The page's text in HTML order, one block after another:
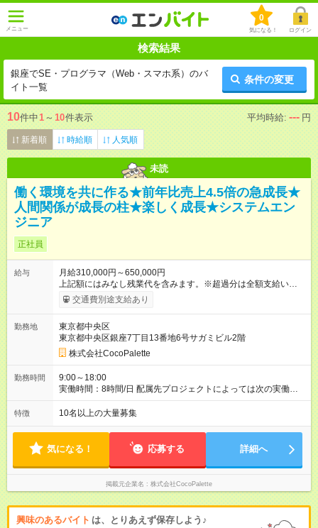
メニュー
0
気になる！ ログイン
検索結果
銀座でSE・プログラマ（Web・スマホ系）のバ
イト一覧
条件の変更
10件中1 ～ 10件表示 平均時給: --- 円
新着順 時給順 人気順
未読
働く環境を共に作る★前年比売上4.5倍の急成長★
人間関係が成長の柱★楽しく成長★システムエン
ジニア
正社員
給与
月給310,000円～650,000円
上記額にはみなし残業代を含みます。※超過分は全額支給いたし
ます。 みなし残業代 40,000円 以上／月 みなし残業時間 20時間
／月 試用期間が3ヶ月間ありますが、その間の給与額は通常の給
ます。 【試用期間】試用期間あり 試用期間の長さ：3ヶ月 雇用
形態、給与は本採用時と同じです。
交通費別途支給あり
勤務地
東京都中央区
東京都中央区銀座7丁目13番地6号サガミビル2階
株式会社CocoPalette
勤務時間
9:00～18:00
実働時間：8時間/日 配属先プロジェクトによっては次の実働時
間より短い場合あり。 実働時間：8時間/日 残業は、月平均10時
間以下
特徴 10名以上の大量募集
気になる！ 応募する 詳細へ
掲載元企業名 株式会社CocoPalette
興味のあるバイト は、とりあえず保存しよう♪